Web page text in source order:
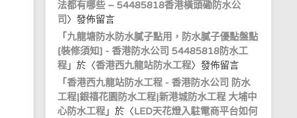
法都有哪些 – 54485818香港橫頭磡防水公
司 〉發佈留言
「九龍塘防水防水膩子點用，防水膩子優點盤點
[裝修須知] - 香港防水公司 54485818防水工
程 」於〈香港西九龍站防水工程〉發佈留言
「香港西九龍站防水工程 - 香港防水公司 防水
工程|銀禧花園防水工程|新港城防水工程 大埔中
心防水工程 」於〈LED天花燈入駐電商平台如何